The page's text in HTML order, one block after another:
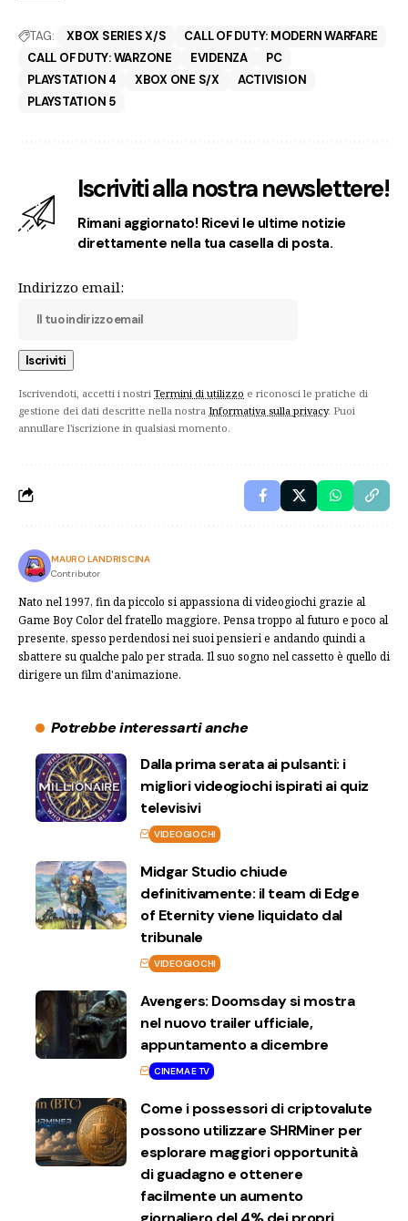
TAG: XBOX SERIES X/S
CALL OF DUTY: MODERN WARFARE
CALL OF DUTY: WARZONE
EVIDENZA
PC
PLAYSTATION 4
XBOX ONE S/X
ACTIVISION
PLAYSTATION 5
Iscriviti alla nostra newslettere!
Rimani aggiornato! Ricevi le ultime notizie
direttamente nella tua casella di posta.
Indirizzo email:
Iscrivendoti, accetti i nostri Termini di utilizzo e riconosci le pratiche di
gestione dei dati descritte nella nostra Informativa sulla privacy. Puoi
annullare l'iscrizione in qualsiasi momento.
MAURO LANDRISCINA
Contributor
Nato nel 1997, fin da piccolo si appassiona di videogiochi grazie al
Game Boy Color del fratello maggiore. Pensa troppo al futuro e poco al
presente, spesso perdendosi nei suoi pensieri e andando quindi a
sbattere su qualche palo per strada. Il suo sogno nel cassetto è quello di
dirigere un film d'animazione.
Potrebbe interessarti anche
Dalla prima serata ai pulsanti: i
migliori videogiochi ispirati ai quiz
televisivi
VIDEOGIOCHI
Midgar Studio chiude
definitivamente: il team di Edge
of Eternity viene liquidato dal
tribunale
VIDEOGIOCHI
Avengers: Doomsday si mostra
nel nuovo trailer ufficiale,
appuntamento a dicembre
CINEMA E TV
Come i possessori di criptovalute
possono utilizzare SHRMiner per
esplorare maggiori opportunità
di guadagno e ottenere
facilmente un aumento